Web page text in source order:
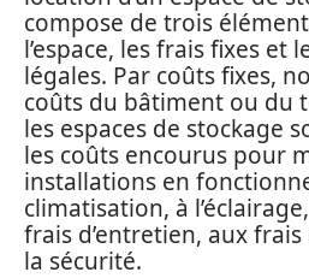
compose de trois
l’espace, les frais fixes et
légales. Par coûts fixes,
coûts du bâtiment ou du
les espaces de stockage
les coûts encourus pour
installations en
climatisation, à
frais d’entretien, aux
la sécurité.